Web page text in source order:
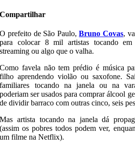
Compartilhar
O prefeito de São Paulo,Bruno Covas,
para colocar 8 mil artistas tocando
streaming ou algo que o valha.
Como favela não tem prédio é música
filho aprendendo violão ou saxofone.
familiares tocando na janela ou na
poderiam ser usados para comprar álcool
de dividir barraco com outras cinco, seis
Mas artista tocando na janela dá
(assim os pobres todos podem ver,
um filme na Netflix).